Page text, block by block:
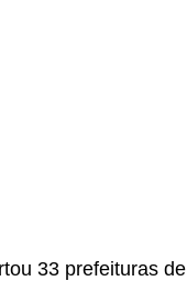
33 prefeituras de